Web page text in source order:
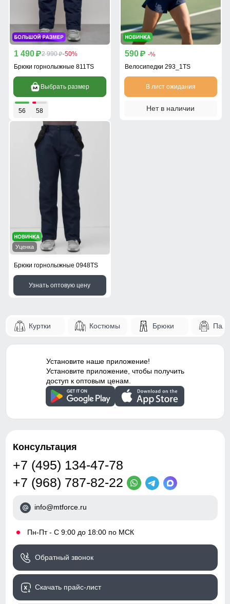
1 490 p2 990 p-50%
Брюки горнолыжные 811TS
Выбрать размер
56 58
590 p -%
Велосипедки 293_1TS
В лист ожидания
Нет в наличии
Уценка
Брюки горнолыжные 0948TS
Узнать оптовую цену
Куртки Костюмы Брюки
Установите наше приложение!
Установите приложение, чтобы получить
доступ к оптовым ценам.
Консультация
+7 (495) 134-47-78
+7 (968) 787-82-22
info@mtforce.ru
• Пн-Пт - С 9:00 до 18:00 по МСК
Обратный звонок
Скачать прайс-лист